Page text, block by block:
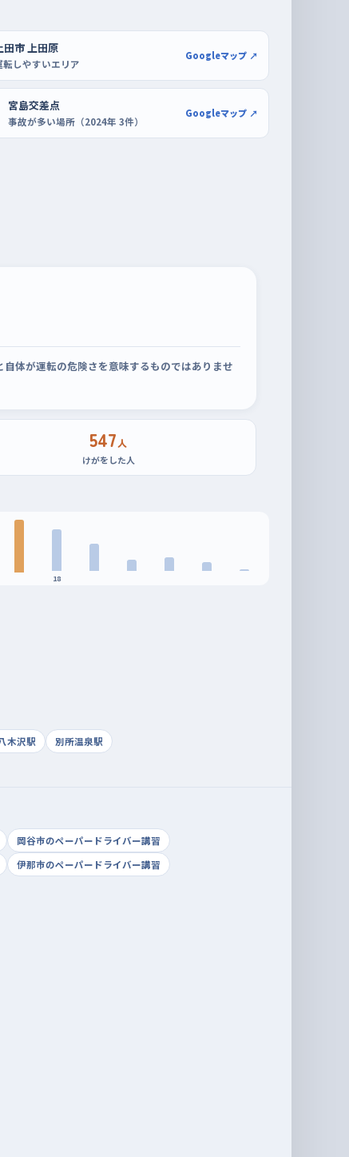
田市 上田原
転しやすいエリア
Googleマップ ↗
宮島交差点
事故が多い場所（2024年 3件）
Googleマップ ↗
体が運転の危険さを意味するものではありませ
547人
けがをした人
18
木沢駅 別所温泉駅
岡谷市のペーパードライバー講習
伊那市のペーパードライバー講習